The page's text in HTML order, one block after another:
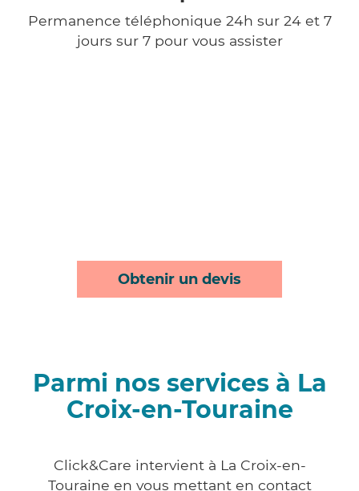
Permanence téléphonique 24h sur 24 et 7
jours sur 7 pour vous assister
Obtenir un devis
Parmi nos services à La
Croix-en-Touraine
Click&Care intervient à La Croix-en-
Touraine en vous mettant en contact